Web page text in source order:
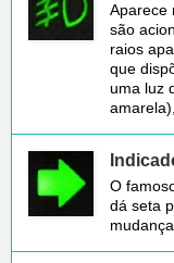
Aparece
são
raios
que
uma luz
O
dá seta